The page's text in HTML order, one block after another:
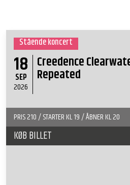
Stående koncert
18
SEP
2026
Creedence
Repeated
PRIS 210 / STARTER KL 19 / ÅBNER KL 20
KØB BILLET